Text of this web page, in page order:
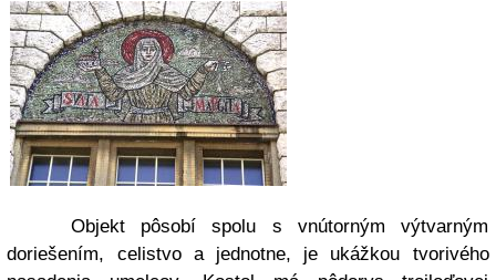
Objekt pôsobí spolu s vnútorným výtvarným
doriešením, celistvo a jednotne, je ukážkou tvorivého